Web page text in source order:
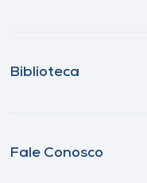
Biblioteca
Fale Conosco